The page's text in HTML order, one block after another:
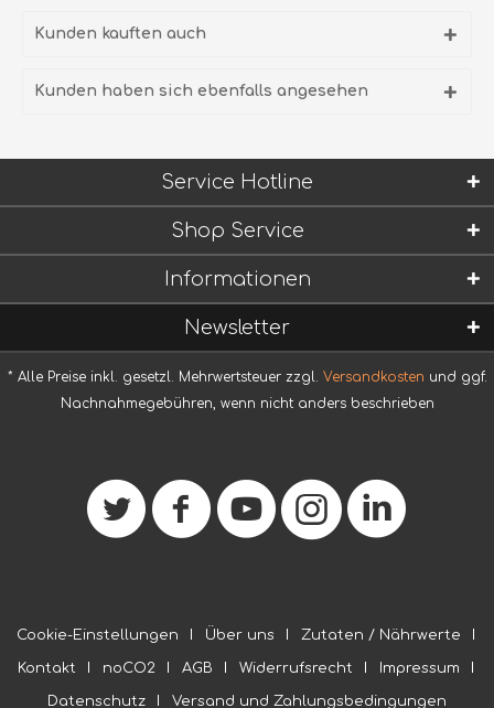
Kunden kauften auch
Kunden haben sich ebenfalls angesehen
Service Hotline
Shop Service
Informationen
Newsletter
* Alle Preise inkl. gesetzl. Mehrwertsteuer zzgl. Versandkosten und ggf.
Nachnahmegebühren, wenn nicht anders beschrieben
Cookie-Einstellungen Über uns Zutaten / Nährwerte
Kontakt noCO2 AGB Widerrufsrecht Impressum
Datenschutz Versand und Zahlungsbedingungen